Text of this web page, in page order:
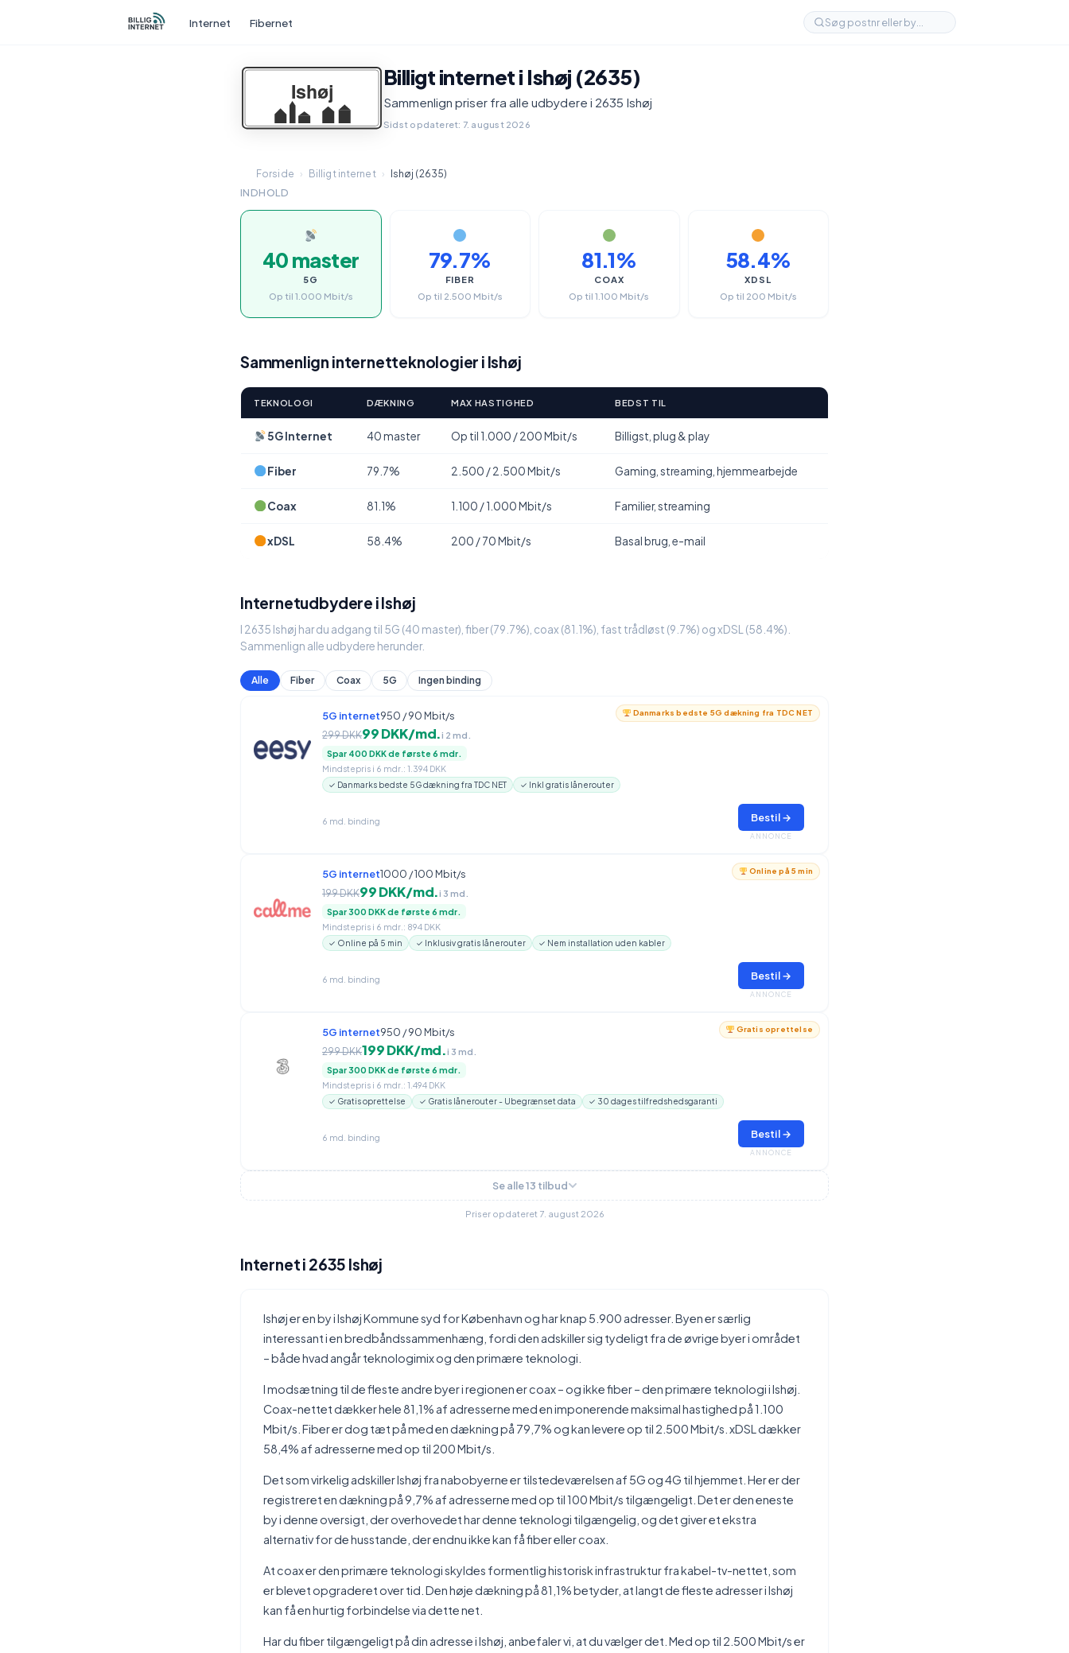
Internet Fibernet
Billigt internet i Ishøj (2635)
Sammenlign priser fra alle udbydere i 2635 Ishøj
Sidst opdateret: 7. august 2026
Forside › Billigt internet › Ishøj (2635)
INDHOLD
40 master
5G
Op til 1.000 Mbit/s
79.7%
FIBER
Op til 2.500 Mbit/s
81.1%
COAX
Op til 1.100 Mbit/s
58.4%
XDSL
Op til 200 Mbit/s
Sammenlign internetteknologier i Ishøj
TEKNOLOGI DÆKNING MAX HASTIGHED BEDST TIL
5G Internet 40 master Op til 1.000 / 200 Mbit/s Billigst, plug & play
Fiber 79.7% 2.500 / 2.500 Mbit/s Gaming, streaming, hjemmearbejde
Coax 81.1% 1.100 / 1.000 Mbit/s Familier, streaming
xDSL 58.4% 200 / 70 Mbit/s Basal brug, e-mail
Internetudbydere i Ishøj
I 2635 Ishøj har du adgang til 5G (40 master), fiber (79.7%), coax (81.1%), fast trådløst (9.7%) og xDSL (58.4%).
Sammenlign alle udbydere herunder.
Alle Fiber Coax 5G Ingen binding
Danmarks bedste 5G dækning fra TDC NET
5G internet950 / 90 Mbit/s
299 DKK99 DKK/md.i 2 md.
Spar 400 DKK de første 6 mdr.
Mindstepris i 6 mdr.: 1.394 DKK
✓ Danmarks bedste 5G dækning fra TDC NET ✓ Inkl gratis lånerouter
6 md. binding Bestil →
ANNONCE
Online på 5 min
5G internet1000 / 100 Mbit/s
199 DKK99 DKK/md.i 3 md.
Spar 300 DKK de første 6 mdr.
Mindstepris i 6 mdr.: 894 DKK
✓ Online på 5 min ✓ Inklusiv gratis lånerouter ✓ Nem installation uden kabler
6 md. binding Bestil →
ANNONCE
Gratis oprettelse
5G internet950 / 90 Mbit/s
299 DKK199 DKK/md.i 3 md.
Spar 300 DKK de første 6 mdr.
Mindstepris i 6 mdr.: 1.494 DKK
✓ Gratis oprettelse ✓ Gratis lånerouter - Ubegrænset data ✓ 30 dages tilfredshedsgaranti
6 md. binding Bestil →
ANNONCE
Se alle 13 tilbud
Priser opdateret 7. august 2026
Internet i 2635 Ishøj
Ishøj er en by i Ishøj Kommune syd for København og har knap 5.900 adresser. Byen er særlig
interessant i en bredbåndssammenhæng, fordi den adskiller sig tydeligt fra de øvrige byer i området
– både hvad angår teknologimix og den primære teknologi.
I modsætning til de fleste andre byer i regionen er coax – og ikke fiber – den primære teknologi i Ishøj.
Coax-nettet dækker hele 81,1% af adresserne med en imponerende maksimal hastighed på 1.100
Mbit/s. Fiber er dog tæt på med en dækning på 79,7% og kan levere op til 2.500 Mbit/s. xDSL dækker
58,4% af adresserne med op til 200 Mbit/s.
Det som virkelig adskiller Ishøj fra nabobyerne er tilstedeværelsen af 5G og 4G til hjemmet. Her er der
registreret en dækning på 9,7% af adresserne med op til 100 Mbit/s tilgængeligt. Det er den eneste
by i denne oversigt, der overhovedet har denne teknologi tilgængelig, og det giver et ekstra
alternativ for de husstande, der endnu ikke kan få fiber eller coax.
At coax er den primære teknologi skyldes formentlig historisk infrastruktur fra kabel-tv-nettet, som
er blevet opgraderet over tid. Den høje dækning på 81,1% betyder, at langt de fleste adresser i Ishøj
kan få en hurtig forbindelse via dette net.
Har du fiber tilgængeligt på din adresse i Ishøj, anbefaler vi, at du vælger det. Med op til 2.500 Mbit/s er